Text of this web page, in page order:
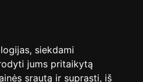
siekdami
jums pritaikytą
srautą ir suprasti, iš